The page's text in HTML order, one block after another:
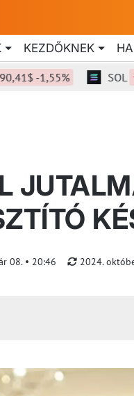
KEZDŐKNEK
-1,55% SOL
08. 20:46 2024.